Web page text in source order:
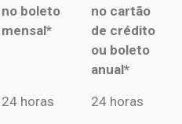
no boleto
mensal*
no cartão
de crédito
ou boleto
anual*
*Pagamento
*Pagamento
24 horas 24 horas